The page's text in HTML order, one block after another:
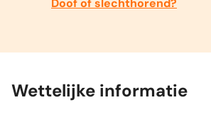
Wettelijke informatie